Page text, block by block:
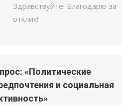
Здравствуйте! Благодарю за
отклик!
«Политические
и социальная